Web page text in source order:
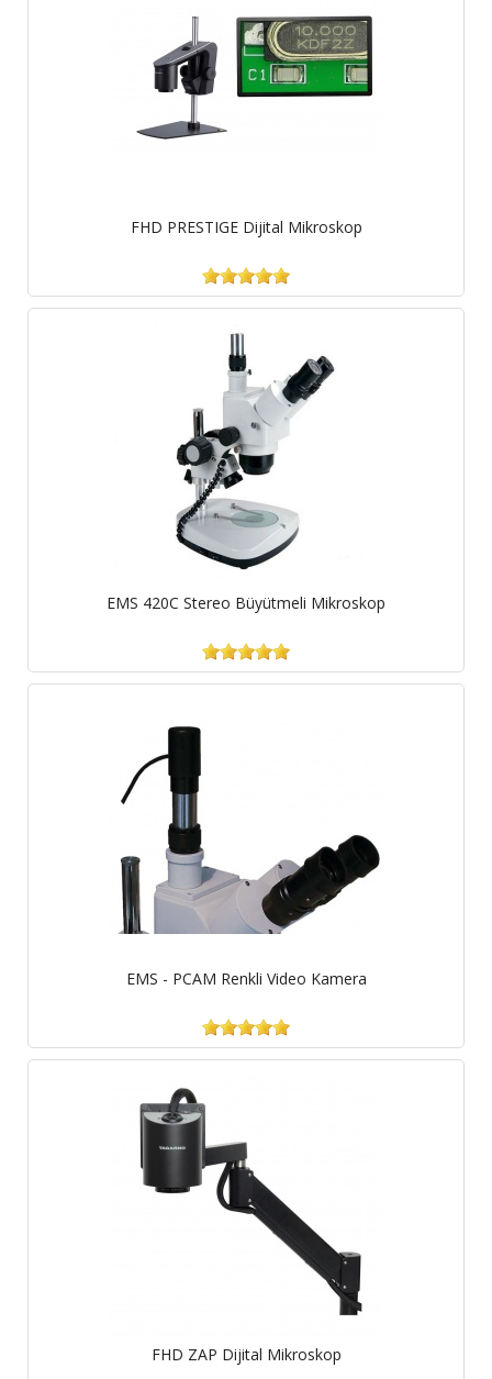
FHD PRESTIGE Dijital Mikroskop
EMS 420C Stereo Büyütmeli Mikroskop
EMS - PCAM Renkli Video Kamera
FHD ZAP Dijital Mikroskop